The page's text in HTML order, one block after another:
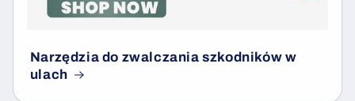
Narzędzia do zwalczania szkodników w
ulach